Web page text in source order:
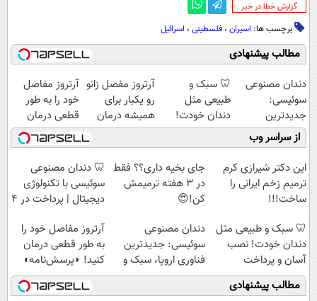
‌گزارش خطا در خبر
برچسب ها: اسیران ، فلسطینی ، اسرائیل
مطالب پیشنهادی
دندان مصنوعی
سوئیسی:
جدیدترین
فناوری اروپا،
سبک و مقاوم |
پرداخت قسطی
🦷 سبک و
طبیعی مثل
دندان خودت!
نصب آسان و
پرداخت اقساطی
💳 📍 تهران
آرتروز مفصل زانو
رو یکبار برای
همیشه درمان
کن!
◗پرسش‌نامه◖
آرتروز مفاصل
خود را به طور
قطعی درمان
کنید!
◗پرسش‌نامه◖
از سراسر وب
این دکتر شیرازی کرم
ترمیم زخم ایرانی را
ساخت!!!
جای بخیه داری؟؟ فقط
در 3 هفته ترمیمش
کن!😍
🦷 دندان مصنوعی
سوئیسی با تکنولوژی
دیجیتال | پرداخت در 4
🦷 سبک و طبیعی مثل
دندان خودت! نصب
آسان و پرداخت
اقساطی 💳 📍 تهران
دندان مصنوعی
سوئیسی: جدیدترین
فناوری اروپا، سبک و
مقاوم | پرداخت
قسطی
آرتروز مفاصل خود را
به طور قطعی درمان
کنید! ◗پرسش‌نامه◖
مطالب پیشنهادی